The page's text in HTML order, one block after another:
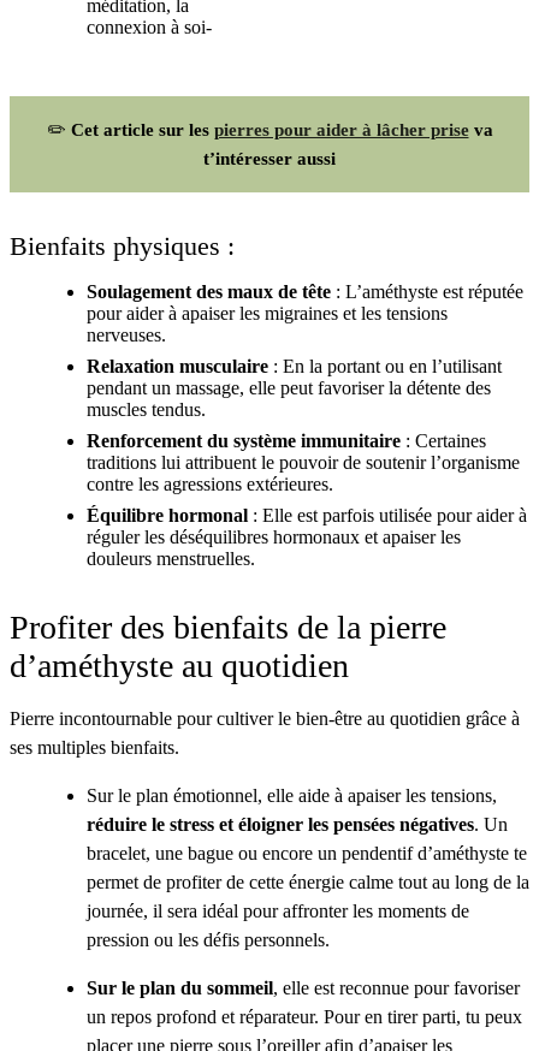
méditation, la
connexion à soi-
✏️ Cet article sur les pierres pour aider à lâcher priseva
t’intéresser aussi
Bienfaits physiques :
Soulagement des maux de tête : L’améthyste est réputée
pour aider à apaiser les migraines et les tensions
nerveuses.
Relaxation musculaire : En la portant ou en l’utilisant
pendant un massage, elle peut favoriser la détente des
muscles tendus.
Renforcement du système immunitaire : Certaines
traditions lui attribuent le pouvoir de soutenir l’organisme
contre les agressions extérieures.
Équilibre hormonal : Elle est parfois utilisée pour aider à
réguler les déséquilibres hormonaux et apaiser les
douleurs menstruelles.
Profiter des bienfaits de la pierre
d’améthyste au quotidien
Pierre incontournable pour cultiver le bien-être au quotidien grâce à
ses multiples bienfaits.
Sur le plan émotionnel, elle aide à apaiser les tensions,
réduire le stress et éloigner les pensées négatives. Un
bracelet, une bague ou encore un pendentif d’améthyste te
permet de profiter de cette énergie calme tout au long de la
journée, il sera idéal pour affronter les moments de
pression ou les défis personnels.
Sur le plan du sommeil, elle est reconnue pour favoriser
un repos profond et réparateur. Pour en tirer parti, tu peux
placer une pierre sous l’oreiller afin d’apaiser les